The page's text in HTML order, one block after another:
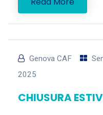
Genova CAF
2025
CHIUSURA